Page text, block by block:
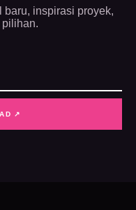
baru, inspirasi proyek,
↗